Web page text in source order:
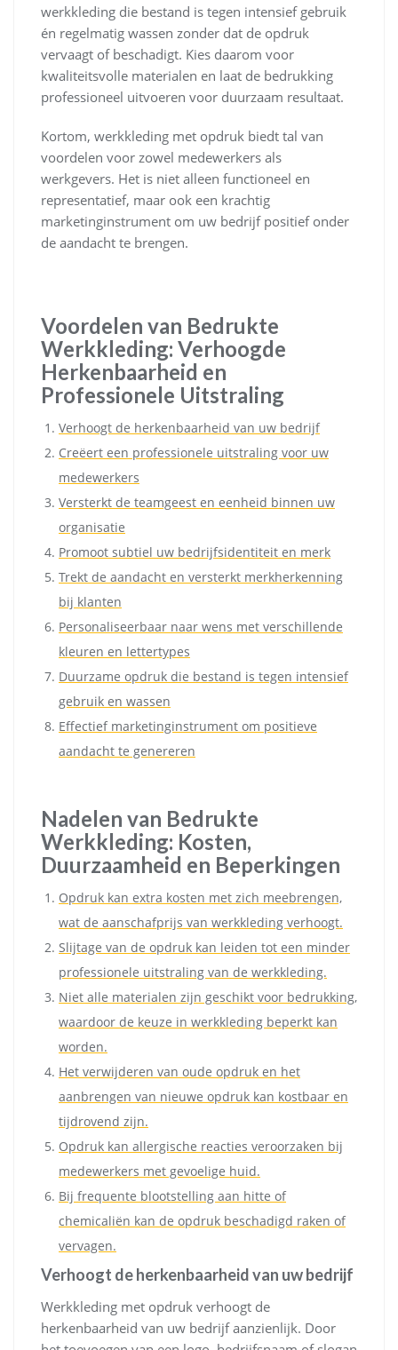
werkkleding die bestand is tegen intensief gebruik
én regelmatig wassen zonder dat de opdruk
vervaagt of beschadigt. Kies daarom voor
kwaliteitsvolle materialen en laat de bedrukking
professioneel uitvoeren voor duurzaam resultaat.
Kortom, werkkleding met opdruk biedt tal van
voordelen voor zowel medewerkers als
werkgevers. Het is niet alleen functioneel en
representatief, maar ook een krachtig
marketinginstrument om uw bedrijf positief onder
de aandacht te brengen.
Voordelen van Bedrukte
Werkkleding: Verhoogde
Herkenbaarheid en
Professionele Uitstraling
Verhoogt de herkenbaarheid van uw bedrijf
Creëert een professionele uitstraling voor uw
medewerkers
Versterkt de teamgeest en eenheid binnen uw
organisatie
Promoot subtiel uw bedrijfsidentiteit en merk
Trekt de aandacht en versterkt merkherkenning
bij klanten
Personaliseerbaar naar wens met verschillende
kleuren en lettertypes
Duurzame opdruk die bestand is tegen intensief
gebruik en wassen
Effectief marketinginstrument om positieve
aandacht te genereren
Nadelen van Bedrukte
Werkkleding: Kosten,
Duurzaamheid en Beperkingen
Opdruk kan extra kosten met zich meebrengen,
wat de aanschafprijs van werkkleding verhoogt.
Slijtage van de opdruk kan leiden tot een minder
professionele uitstraling van de werkkleding.
Niet alle materialen zijn geschikt voor bedrukking,
waardoor de keuze in werkkleding beperkt kan
worden.
Het verwijderen van oude opdruk en het
aanbrengen van nieuwe opdruk kan kostbaar en
tijdrovend zijn.
Opdruk kan allergische reacties veroorzaken bij
medewerkers met gevoelige huid.
Bij frequente blootstelling aan hitte of
chemicaliën kan de opdruk beschadigd raken of
vervagen.
Verhoogt de herkenbaarheid van uw bedrijf
Werkkleding met opdruk verhoogt de
herkenbaarheid van uw bedrijf aanzienlijk. Door